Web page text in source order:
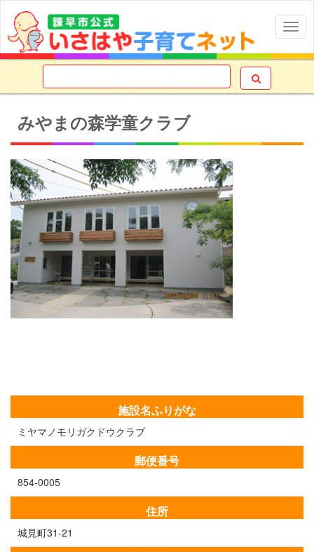

みやまの森学童クラブ
施設名ふりがな
ミヤマノモリガクドウクラブ
郵便番号
854-0005
住所
城見町31-21